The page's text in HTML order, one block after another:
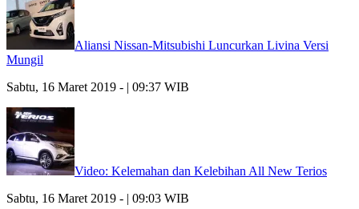
Aliansi Nissan-Mitsubishi Luncurkan Livina Versi
Mungil
Sabtu, 16 Maret 2019 - | 09:37 WIB
Video: Kelemahan dan Kelebihan All New Terios
Sabtu, 16 Maret 2019 - | 09:03 WIB